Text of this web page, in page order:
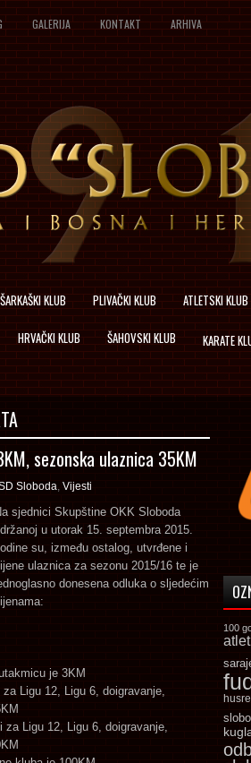
GALERIJA KONTAKT ARHIVA
KLUB PLIVAČKI KLUB ATLETSKI KLUB
HRVAČKI KLUB ŠAHOVSKI KLUB KARATE
sezonska ulaznica 35KM
Sloboda, Vijesti
sjednici Skupštine OKK Sloboda
u utorak 15. septembra 2015.
su, između ostalog, utvrđene i
ulaznica za sezonu 2015/16 te je
donesena odluka o sljedećim
je 3KM
Ligu 12, Ligu 6, doigravanje,
Ligu 12, Ligu 6, doigravanje,
100